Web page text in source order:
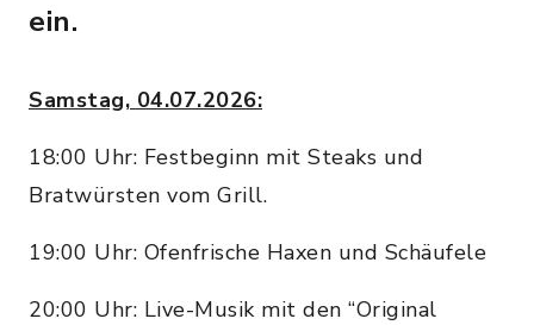
ein.
Samstag, 04.07.2026:
18:00 Uhr: Festbeginn mit Steaks und
Bratwürsten vom Grill.
19:00 Uhr: Ofenfrische Haxen und Schäufele
20:00 Uhr: Live-Musik mit den “Original